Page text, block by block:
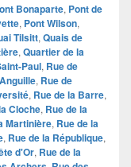
Bonaparte, Pont de
, Pont Wilson,
Tilsitt, Quais de
, Quartier de la
Paul, Rue de
, Rue de
, Rue de la Barre,
Cloche, Rue de la
Martinière, Rue de la
, Rue de la République,
d'Or, Rue de la